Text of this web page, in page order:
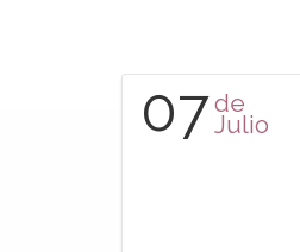
07de
Julio